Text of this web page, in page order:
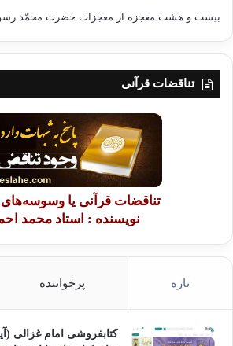
بیست و هشت معجزه از معجزات حضرت محمّد
تناقضات قرآنی
تناقضات قرآنی یا
نویسنده : استاد محمد
تازه پرخواننده
کتابفروشی امام غزالی